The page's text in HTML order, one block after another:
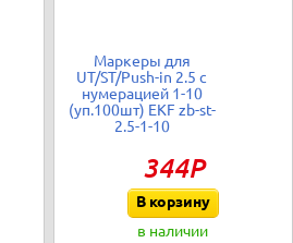
Маркеры для
UT/ST/Push-in 2.5 с
нумерацией 1-10
(уп.100шт) EKF zb-st-
2.5-1-10
344Р
В корзину
в наличии